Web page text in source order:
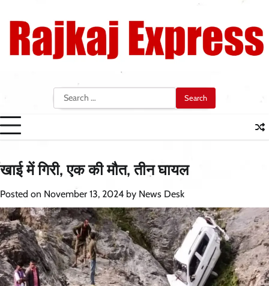
content
Search
for:
खाई में गिरी, एक की मौत, तीन घायल
Posted on November 13, 2024 by News Desk